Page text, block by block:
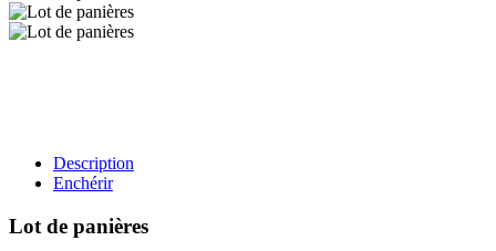
Description
Enchérir
Lot de panières